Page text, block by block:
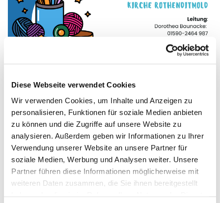
Diese Webseite verwendet Cookies
Wir verwenden Cookies, um Inhalte und Anzeigen zu
personalisieren, Funktionen für soziale Medien anbieten
zu können und die Zugriffe auf unsere Website zu
analysieren. Außerdem geben wir Informationen zu Ihrer
Verwendung unserer Website an unsere Partner für
soziale Medien, Werbung und Analysen weiter. Unsere
Partner führen diese Informationen möglicherweise mit
weiteren Daten zusammen, die Sie ihnen bereitgestellt